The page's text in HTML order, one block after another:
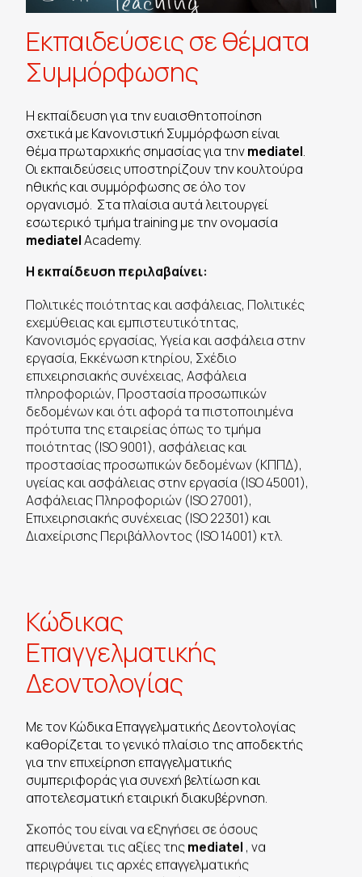
Εκπαιδεύσεις σε θέματα
Συμμόρφωσης
Η εκπαίδευση για την ευαισθητοποίηση
σχετικά με Κανονιστική Συμμόρφωση είναι
θέμα πρωταρχικής σημασίας για τηνmediatel.
Οι εκπαιδεύσεις υποστηρίζουν την κουλτούρα
ηθικής και συμμόρφωσης σε όλο τον
οργανισμό. Στα πλαίσια αυτά λειτουργεί
εσωτερικό τμήμα training με την ονομασία
mediatelAcademy.
Η εκπαίδευση περιλαβαίνει:
Πολιτικές ποιότητας και ασφάλειας, Πολιτικές
εχεμύθειας και εμπιστευτικότητας,
Κανονισμός εργασίας, Υγεία και ασφάλεια στην
εργασία, Εκκένωση κτηρίου, Σχέδιο
επιχειρησιακής συνέχειας, Ασφάλεια
πληροφοριών, Προστασία προσωπικών
δεδομένων και ότι αφορά τα πιστοποιημένα
πρότυπα της εταιρείας όπως το τμήμα
ποιότητας (ISO 9001), ασφάλειας και
προστασίας προσωπικών δεδομένων (ΚΠΠΔ),
υγείας και ασφάλειας στην εργασία (ISO 45001),
Ασφάλειας Πληροφοριών (ISO 27001),
Επιχειρησιακής συνέχειας (ISO 22301) και
Διαχείρισης Περιβάλλοντος (ISO 14001) κτλ.
Κώδικας
Επαγγελματικής
Δεοντολογίας
Με τον Κώδικα Επαγγελματικής Δεοντολογίας
καθορίζεται το γενικό πλαίσιο της αποδεκτής
για την επιχείρηση επαγγελματικής
συμπεριφοράς για συνεχή βελτίωση και
αποτελεσματική εταιρική διακυβέρνηση.
Σκοπός του είναι να εξηγήσει σε όσους
απευθύνεται τις αξίες τηςmediatel , να
περιγράψει τις αρχές επαγγελματικής